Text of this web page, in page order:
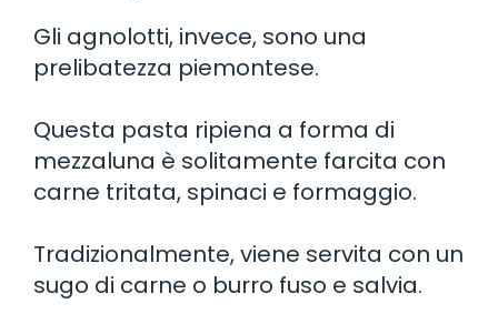
Gli agnolotti, invece, sono una
prelibatezza piemontese.
Questa pasta ripiena a forma di
mezzaluna è solitamente farcita con
carne tritata, spinaci e formaggio.
Tradizionalmente, viene servita con un
sugo di carne o burro fuso e salvia.